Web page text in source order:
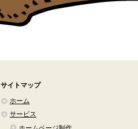
サイトマップ
ホーム
サービス
ホームページ制作